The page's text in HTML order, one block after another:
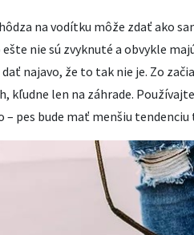
na vodítku môže zdať ako
nie sú zvyknuté a obvykle
najavo, že to tak nie je. Zo
kľudne len na záhrade.
– pes bude mať menšiu tendenciu